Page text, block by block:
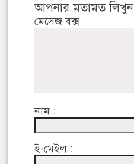
আপনার মতামত লিখুন
মেসেজ বক্স
নাম :
ই-মেইল :